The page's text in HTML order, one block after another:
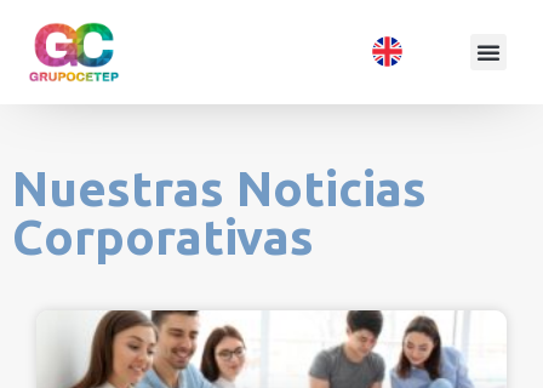
Nuestras Noticias
Corporativas